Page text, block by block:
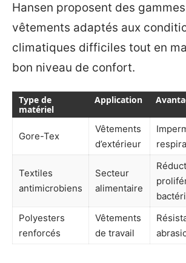
Hansen proposent des
vêtements adaptés aux
climatiques difficiles tout en
bon niveau de confort.
Type de
matériel
Application
Gore-Tex
Vêtements
d’extérieur
Textiles
antimicrobiens
Secteur
alimentaire
Polyesters
renforcés
Vêtements
de travail